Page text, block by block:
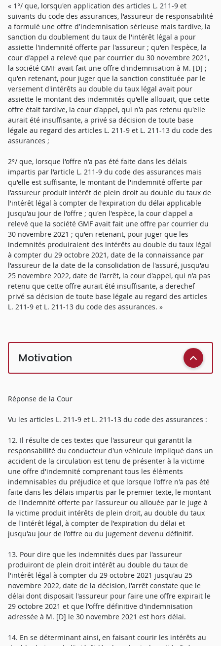
« 1°/ que, lorsqu'en application des articles L. 211-9 et
suivants du code des assurances, l'assureur de responsabilité
a formulé une offre d'indemnisation sérieuse mais tardive, la
sanction du doublement du taux de l'intérêt légal a pour
assiette l'indemnité offerte par l'assureur ; qu'en l'espèce, la
cour d'appel a relevé que par courrier du 30 novembre 2021,
la société GMF avait fait une offre d'indemnisation à M. [D] ;
qu'en retenant, pour juger que la sanction constituée par le
versement d'intérêts au double du taux légal avait pour
assiette le montant des indemnités qu'elle allouait, que cette
offre était tardive, la cour d'appel, qui n'a pas retenu qu'elle
aurait été insuffisante, a privé sa décision de toute base
légale au regard des articles L. 211-9 et L. 211-13 du code des
assurances ;
2°/ que, lorsque l'offre n'a pas été faite dans les délais
impartis par l'article L. 211-9 du code des assurances mais
qu'elle est suffisante, le montant de l'indemnité offerte par
l'assureur produit intérêt de plein droit au double du taux de
l'intérêt légal à compter de l'expiration du délai applicable
jusqu'au jour de l'offre ; qu'en l'espèce, la cour d'appel a
relevé que la société GMF avait fait une offre par courrier du
30 novembre 2021 ; qu'en retenant, pour juger que les
indemnités produiraient des intérêts au double du taux légal
à compter du 29 octobre 2021, date de la connaissance par
l'assureur de la date de la consolidation de l'assuré, jusqu'au
25 novembre 2022, date de l'arrêt, la cour d'appel, qui n'a pas
retenu que cette offre aurait été insuffisante, a derechef
privé sa décision de toute base légale au regard des articles
L. 211-9 et L. 211-13 du code des assurances. »
Motivation
Réponse de la Cour
Vu les articles L. 211-9 et L. 211-13 du code des assurances :
12. Il résulte de ces textes que l'assureur qui garantit la
responsabilité du conducteur d'un véhicule impliqué dans un
accident de la circulation est tenu de présenter à la victime
une offre d'indemnité comprenant tous les éléments
indemnisables du préjudice et que lorsque l'offre n'a pas été
faite dans les délais impartis par le premier texte, le montant
de l'indemnité offerte par l'assureur ou allouée par le juge à
la victime produit intérêts de plein droit, au double du taux
de l'intérêt légal, à compter de l'expiration du délai et
jusqu'au jour de l'offre ou du jugement devenu définitif.
13. Pour dire que les indemnités dues par l'assureur
produiront de plein droit intérêt au double du taux de
l'intérêt légal à compter du 29 octobre 2021 jusqu'au 25
novembre 2022, date de la décision, l'arrêt constate que le
délai dont disposait l'assureur pour faire une offre expirait le
29 octobre 2021 et que l'offre définitive d'indemnisation
adressée à M. [D] le 30 novembre 2021 est hors délai.
14. En se déterminant ainsi, en faisant courir les intérêts au